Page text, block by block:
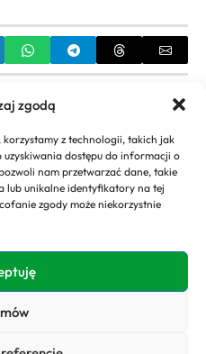
zgodą
z technologii, takich jak
dostępu do informacji o
nam przetwarzać dane, takie
lub unikalne identyfikatory na tej
zgody może niekorzystnie
Ogrodzie: Projektowanie,
NEXT
Praca, Struktura,
i Rozwój Kariery